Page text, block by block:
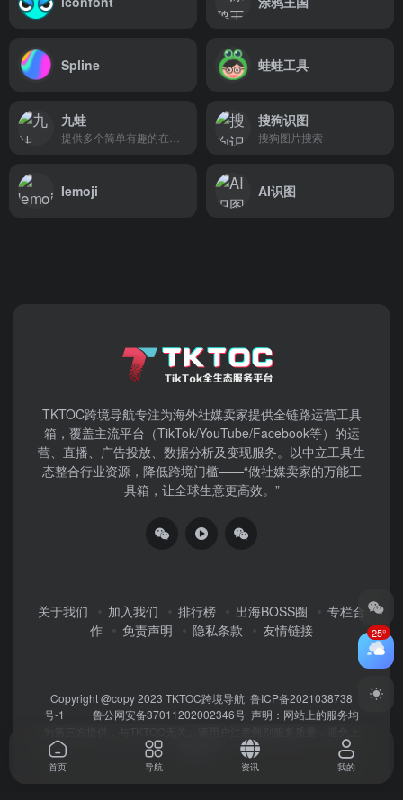
Spline 蛙蛙工具
九蛙 搜狗识图
搜狗图片搜索
Iemoji AI识图
TKTOC跨境导航​专注为海外社媒卖家提供全链路运营工具
箱，覆盖主流平台（TikTok/YouTube/Facebook等）​的运
营、直播、广告投放、数据分析及变现服务。以中立工具生
态整合行业资源，降低跨境门槛——“做社媒卖家的万能工
具箱，让全球生意更高效。”
关于我们 加入我们 排行榜 出海BOSS圈
专栏合
作
免责声明 隐私条款 友情链接
Copyright @copy 2023 TKTOC跨境导航 鲁ICP备2021038738
号-1
鲁公网安备37011202002346号 声明：网站上的服务均
25°
首页 导航 资讯 我的